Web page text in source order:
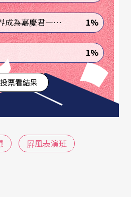
、或公或私而本質殊異的心
有實：事涉徵婚的男女是
者的心結也有虛、有實：所
儍」，闖入者自己辨別不淸
自以爲「實」而看劇團的工
捕蟬，黃雀在後」正是
的主軸：闖入者旁觀彩排，
徵婚的女人旁觀前來應徵
《轉生到異世界成為嘉慶君—發現我的祖先是詐騙集團!?》 1%
1%
投票看結果
屛風表演班